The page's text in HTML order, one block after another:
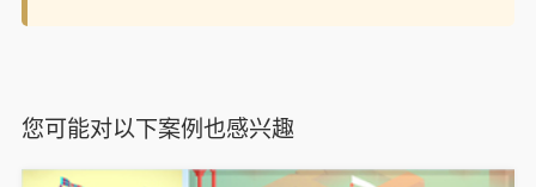
您可能对以下案例也感兴趣